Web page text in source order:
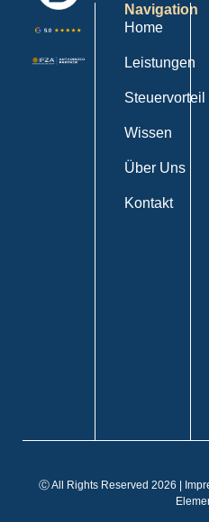
Navigation
Home
Leistungen
Steuervorteil
Wissen
Über Uns
Kontakt
Ⓒ All Rights Reserved 2026 |